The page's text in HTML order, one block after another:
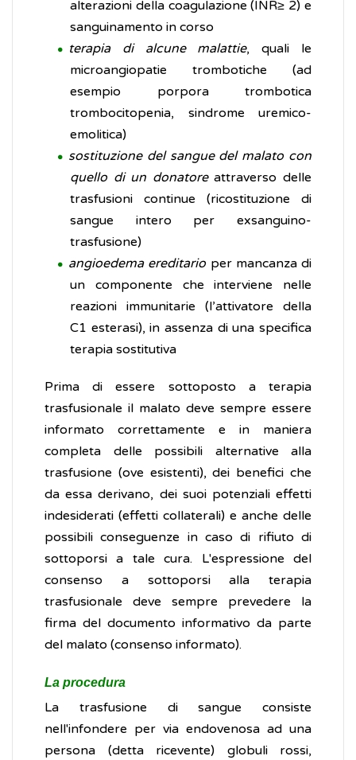
alterazioni della coagulazione (INR≥ 2) e
sanguinamento in corso
terapia di alcune malattie, quali le
microangiopatie trombotiche (ad
esempio porpora trombotica
trombocitopenia, sindrome uremico-
emolitica)
sostituzione del sangue del malato con
quello di un donatoreattraverso delle
trasfusioni continue (ricostituzione di
sangue intero per exsanguino-
trasfusione)
angioedema ereditarioper mancanza di
un componente che interviene nelle
reazioni immunitarie (l’attivatore della
C1 esterasi), in assenza di una specifica
terapia sostitutiva
Prima di essere sottoposto a terapia
trasfusionale il malato deve sempre essere
informato correttamente e in maniera
completa delle possibili alternative alla
trasfusione (ove esistenti), dei benefici che
da essa derivano, dei suoi potenziali effetti
indesiderati (effetti collaterali) e anche delle
possibili conseguenze in caso di rifiuto di
sottoporsi a tale cura. L'espressione del
consenso a sottoporsi alla terapia
trasfusionale deve sempre prevedere la
firma del documento informativo da parte
del malato (consenso informato).
La procedura
La trasfusione di sangue consiste
nell'infondere per via endovenosa ad una
persona (detta ricevente) globuli rossi,